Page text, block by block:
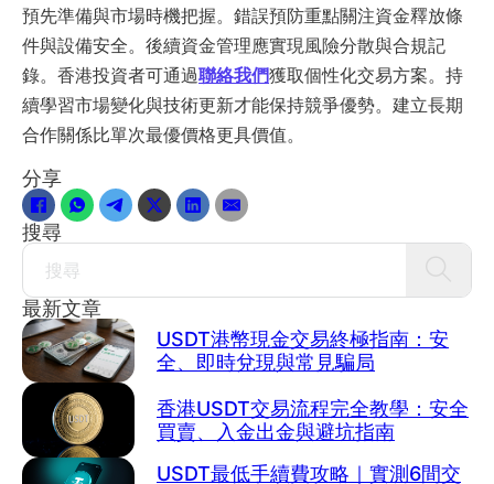
預先準備與市場時機把握。錯誤預防重點關注資金釋放條
件與設備安全。後續資金管理應實現風險分散與合規記
錄。香港投資者可通過聯絡我們獲取個性化交易方案。持
續學習市場變化與技術更新才能保持競爭優勢。建立長期
合作關係比單次最優價格更具價值。
分享
搜尋
Search
最新文章
USDT港幣現金交易終極指南：安
全、即時兌現與常見騙局
香港USDT交易流程完全教學：安全
買賣、入金出金與避坑指南
USDT最低手續費攻略｜實測6間交